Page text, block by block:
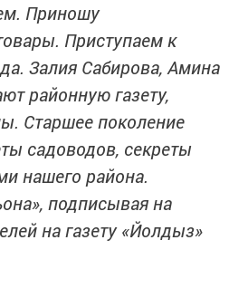
Приношу
Приступаем к
Залия Сабирова, Амина
районную газету,
Старшее поколение
садоводов, секреты
нашего района.
подписывая на
на газету «Йолдыз»